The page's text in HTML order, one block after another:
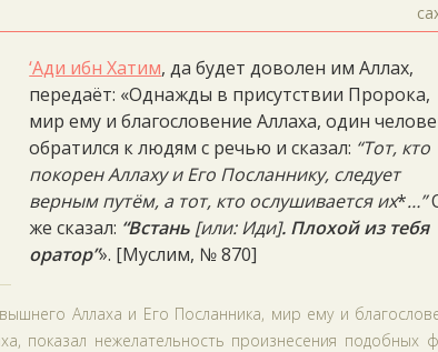
‘Ади ибн Хатим, да будет доволен им Аллах,
передаёт: «Однажды в присутствии Пророка,
мир ему и благословение Аллаха, один
обратился к людям с речью и сказал: “Тот, кто
покорен Аллаху и Его Посланнику, следует
верным путём, а тот, кто ослушивается их*…”
же сказал: “Встань [или: Иди]. Плохой из тебя
оратор”». [Муслим, № 870]
Аллаха и Его Посланника, мир ему и
показал нежелательность произнесения подобных